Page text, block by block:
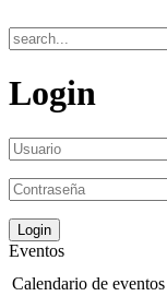
Login
Eventos
Calendario de eventos